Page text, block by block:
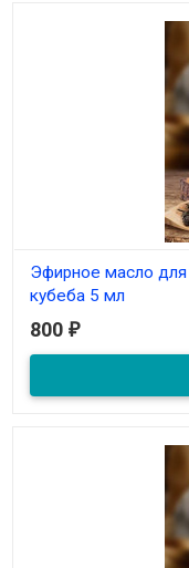
Эфирное масло
кубеба 5 мл
В наличии
Эфирное масло для
800 ₽